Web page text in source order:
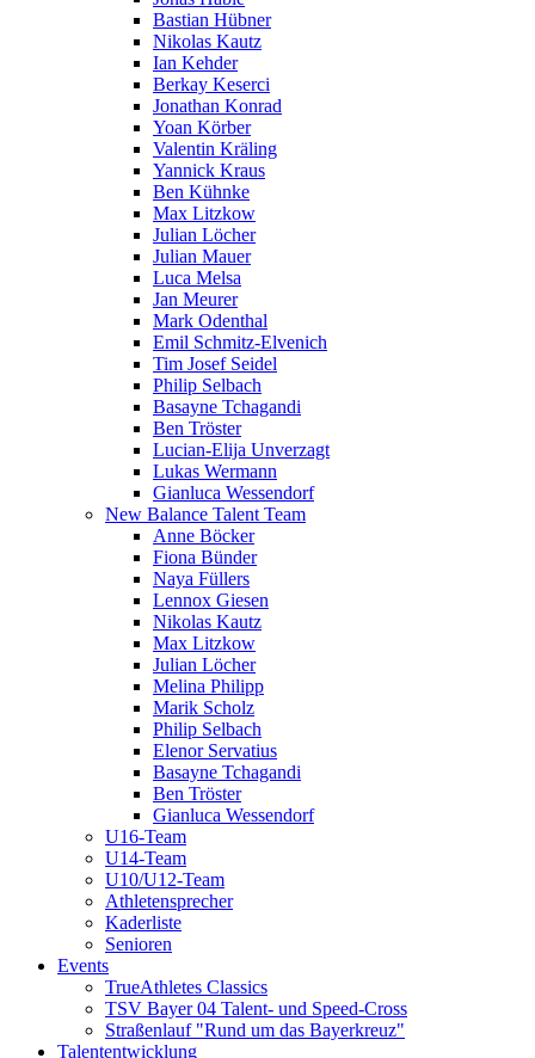
Bastian Hübner
Nikolas Kautz
Ian Kehder
Berkay Keserci
Jonathan Konrad
Yoan Körber
Valentin Kräling
Yannick Kraus
Ben Kühnke
Max Litzkow
Julian Löcher
Julian Mauer
Luca Melsa
Jan Meurer
Mark Odenthal
Emil Schmitz-Elvenich
Tim Josef Seidel
Philip Selbach
Basayne Tchagandi
Ben Tröster
Lucian-Elija Unverzagt
Lukas Wermann
Gianluca Wessendorf
New Balance Talent Team
Anne Böcker
Fiona Bünder
Naya Füllers
Lennox Giesen
Nikolas Kautz
Max Litzkow
Julian Löcher
Melina Philipp
Marik Scholz
Philip Selbach
Elenor Servatius
Basayne Tchagandi
Ben Tröster
Gianluca Wessendorf
U16-Team
U14-Team
U10/U12-Team
Athletensprecher
Kaderliste
Senioren
Events
TrueAthletes Classics
TSV Bayer 04 Talent- und Speed-Cross
Straßenlauf "Rund um das Bayerkreuz"
Talententwicklung